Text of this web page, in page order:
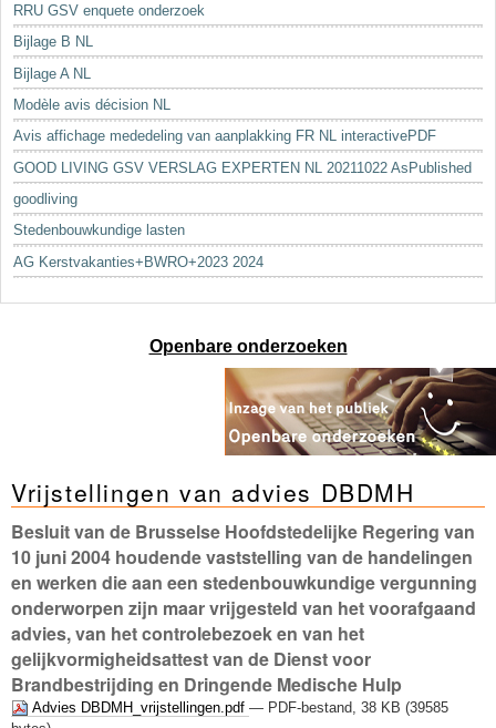
RRU GSV enquete onderzoek
Bijlage B NL
Bijlage A NL
Modèle avis décision NL
Avis affichage mededeling van aanplakking FR NL interactivePDF
GOOD LIVING GSV VERSLAG EXPERTEN NL 20211022 AsPublished
goodliving
Stedenbouwkundige lasten
AG Kerstvakanties+BWRO+2023 2024
Openbare onderzoeken
Vrijstellingen van advies DBDMH
Besluit van de Brusselse Hoofdstedelijke Regering van
10 juni 2004 houdende vaststelling van de handelingen
en werken die aan een stedenbouwkundige vergunning
onderworpen zijn maar vrijgesteld van het voorafgaand
advies, van het controlebezoek en van het
gelijkvormigheidsattest van de Dienst voor
Brandbestrijding en Dringende Medische Hulp
Advies DBDMH_vrijstellingen.pdf — PDF-bestand, 38 KB (39585